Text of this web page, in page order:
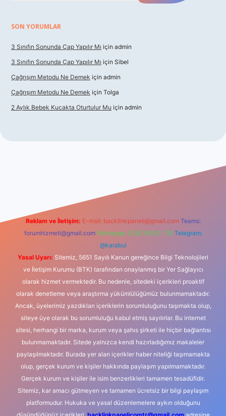
SON YORUMLAR
3 Sınıfın Sonunda Çap Yapılır Mı için admin
3 Sınıfın Sonunda Çap Yapılır Mı için Sibel
Çağrışım Metodu Ne Demek için admin
Çağrışım Metodu Ne Demek için Tolga
2 Aylık Bebek Kucakta Oturtulur Mu için admin
Reklam ve İletişim: E-mail: backlinkpaneli@gmail.com Teams:
forumhizmeti@gmail.com Whatsapp: 0262 606 0 726 Telegram:
@karabul
Yasal Uyarı: Sitemiz, 5651 Sayılı Kanun gereğince Bilgi Teknolojileri
ve İletişim Kurumu (BTK) tarafından onaylanmış bir Yer Sağlayıcı
olarak hizmet vermektedir. Bu nedenle, sitedeki içerikleri proaktif
olarak denetleme veya araştırma yükümlülüğümüz bulunmamaktadır.
Ancak, üyelerimiz yazdıkları içeriklerin sorumluluğunu taşımakta olup,
siteye üye olarak bu sorumluluğu kabul etmiş sayılırlar. Bu internet
sitesi, herhangi bir marka, kurum veya şahıs şirketi ile hiçbir bağlantısı
bulunmamaktadır. Sitede yalnızca kendi hazırladığımız makaleler
paylaşılmaktadır. Burada yer alan içerikler haber niteliği taşımamakta
olup, gerçek kurum ve kişiler hakkında paylaşım yapılmamaktadır.
Gerçek kurum ve kişiler ile isim benzerlikleri tamamen tesadüfidir.
Sitemiz, kar amacı gütmeyen ve tamamen ücretsiz bir bilgi paylaşım
platformudur. Hukuka ve yasal düzenlemelere aykırı olduğunu